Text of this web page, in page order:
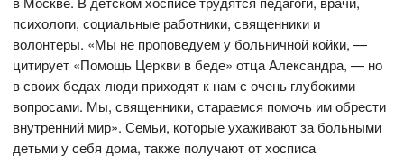
психологи, социальные работники, священники и
волонтеры. «Мы не проповедуем у больничной койки, —
цитирует «Помощь Церкви в беде» отца Александра, — но
в своих бедах люди приходят к нам с очень глубокими
вопросами. Мы, священники, стараемся помочь им обрести
внутренний мир». Семьи, которые ухаживают за больными
детьми у себя дома, также получают от хосписа